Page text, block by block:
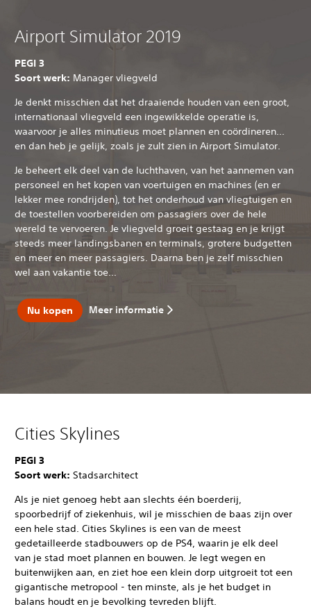
Airport Simulator 2019
PEGI 3
Soort werk: Manager vliegveld
Je denkt misschien dat het draaiende houden van een groot,
internationaal vliegveld een ingewikkelde operatie is,
waarvoor je alles minutieus moet plannen en coördineren...
en dan heb je gelijk, zoals je zult zien in Airport Simulator.
Je beheert elk deel van de luchthaven, van het aannemen van
personeel en het kopen van voertuigen en machines (en er
lekker mee rondrijden), tot het onderhoud van vliegtuigen en
de toestellen voorbereiden om passagiers over de hele
wereld te vervoeren. Je vliegveld groeit gestaag en je krijgt
steeds meer landingsbanen en terminals, grotere budgetten
en meer en meer passagiers. Daarna ben je zelf misschien
wel aan vakantie toe...
Nu kopen Meer informatie
Cities Skylines
PEGI 3
Soort werk: Stadsarchitect
Als je niet genoeg hebt aan slechts één boerderij,
spoorbedrijf of ziekenhuis, wil je misschien de baas zijn over
een hele stad. Cities Skylines is een van de meest
gedetailleerde stadbouwers op de PS4, waarin je elk deel
van je stad moet plannen en bouwen. Je legt wegen en
buitenwijken aan, en ziet hoe een klein dorp uitgroeit tot een
gigantische metropool - ten minste, als je het budget in
balans houdt en je bevolking tevreden blijft.